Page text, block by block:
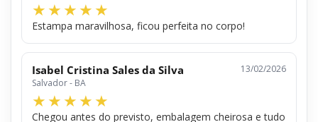
Estampa maravilhosa, ficou perfeita no corpo!
Isabel Cristina Sales da Silva
Salvador - BA
13/02/2026
Chegou antes do previsto, embalagem cheirosa e tudo